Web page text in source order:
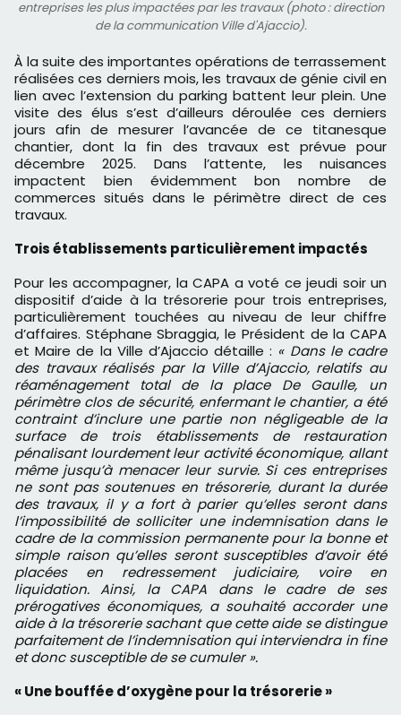
entreprises les plus impactées par les travaux (photo : direction
de la communication Ville d'Ajaccio).
À la suite des importantes opérations de terrassement
réalisées ces derniers mois, les travaux de génie civil en
lien avec l’extension du parking battent leur plein. Une
visite des élus s’est d’ailleurs déroulée ces derniers
jours afin de mesurer l’avancée de ce titanesque
chantier, dont la fin des travaux est prévue pour
décembre 2025. Dans l’attente, les nuisances
impactent bien évidemment bon nombre de
commerces situés dans le périmètre direct de ces
travaux.
Trois établissements particulièrement impactés
Pour les accompagner, la CAPA a voté ce jeudi soir un
dispositif d’aide à la trésorerie pour trois entreprises,
particulièrement touchées au niveau de leur chiffre
d’affaires. Stéphane Sbraggia, le Président de la CAPA
et Maire de la Ville d’Ajaccio détaille : « Dans le cadre
des travaux réalisés par la Ville d’Ajaccio, relatifs au
réaménagement total de la place De Gaulle, un
périmètre clos de sécurité, enfermant le chantier, a été
contraint d’inclure une partie non négligeable de la
surface de trois établissements de restauration
pénalisant lourdement leur activité économique, allant
même jusqu’à menacer leur survie. Si ces entreprises
ne sont pas soutenues en trésorerie, durant la durée
des travaux, il y a fort à parier qu’elles seront dans
l’impossibilité de solliciter une indemnisation dans le
cadre de la commission permanente pour la bonne et
simple raison qu’elles seront susceptibles d’avoir été
placées en redressement judiciaire, voire en
liquidation. Ainsi, la CAPA dans le cadre de ses
prérogatives économiques, a souhaité accorder une
aide à la trésorerie sachant que cette aide se distingue
parfaitement de l’indemnisation qui interviendra in fine
et donc susceptible de se cumuler ».
« Une bouffée d’oxygène pour la trésorerie »